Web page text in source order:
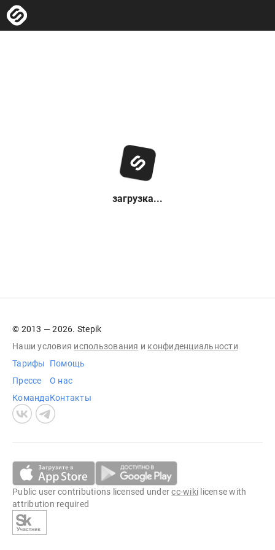
загрузка...
© 2013 — 2026. Stepik
Наши условия использования и конфиденциальности
Тарифы
Прессе
Команда
Помощь
О нас
Контакты
Public user contributions licensed undercc-wiki license with
attribution required